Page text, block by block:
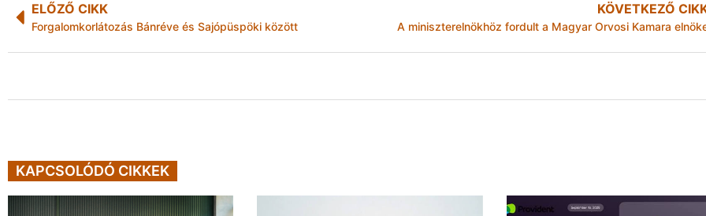
ELŐZŐ CIKK
Forgalomkorlátozás Bánréve és Sajópüspöki között
KÖVETKEZŐ
A miniszterelnökhöz fordult a Magyar Orvosi Kamara
KAPCSOLÓDÓ CIKKEK